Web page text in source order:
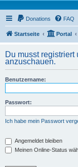
Donations FAQ
Startseite Portal
Du musst
anzuschauen.
Benutzername:
Passwort:
Ich habe mein Passwort
Angemeldet bleiben
Meinen Online-Status